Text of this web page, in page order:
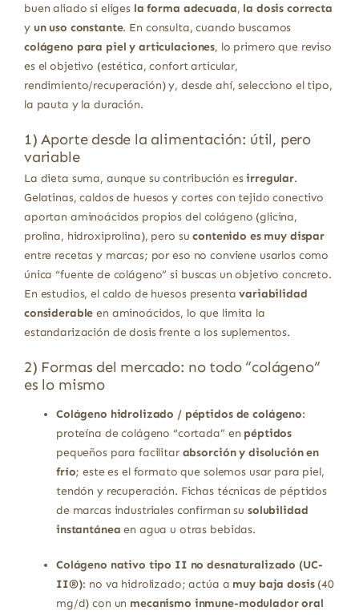
buen aliado si eliges la forma adecuada, la dosis correcta
y un uso constante. En consulta, cuando buscamos
colágeno para piel y articulaciones, lo primero que reviso
es el objetivo (estética, confort articular,
rendimiento/recuperación) y, desde ahí, selecciono el tipo,
la pauta y la duración.
1) Aporte desde la alimentación: útil, pero
variable
La dieta suma, aunque su contribución esirregular.
Gelatinas, caldos de huesos y cortes con tejido conectivo
aportan aminoácidos propios del colágeno (glicina,
prolina, hidroxiprolina), pero sucontenido es muy dispar
entre recetas y marcas; por eso no conviene usarlos como
única “fuente de colágeno” si buscas un objetivo concreto.
En estudios, el caldo de huesos presentavariabilidad
considerable en aminoácidos, lo que limita la
estandarización de dosis frente a los suplementos.
2) Formas del mercado: no todo “colágeno”
es lo mismo
Colágeno hidrolizado / péptidos de colágeno:
proteína de colágeno “cortada” en péptidos
pequeños para facilitar absorción y disolución en
frío; este es el formato que solemos usar para piel,
tendón y recuperación. Fichas técnicas de péptidos
de marcas industriales confirman su solubilidad
instantánea en agua u otras bebidas.
Colágeno nativo tipo II no desnaturalizado (UC-
II®): no va hidrolizado; actúa a muy baja dosis(40
mg/d) con un mecanismo inmune-modulador oral